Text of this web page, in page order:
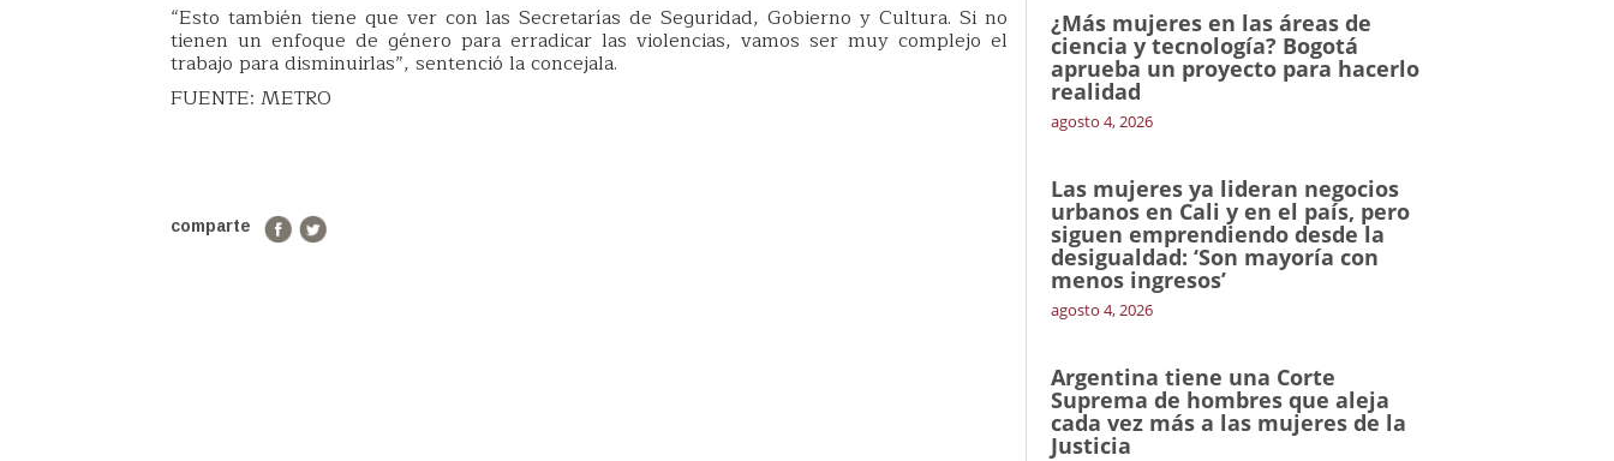
“Esto también tiene que ver con las Secretarías de Seguridad, Gobierno y Cultura. Si no
tienen un enfoque de género para erradicar las violencias, vamos ser muy complejo el
trabajo para disminuirlas”, sentenció la concejala.
FUENTE: METRO
comparte
¿Más mujeres en las áreas de
ciencia y tecnología? Bogotá
aprueba un proyecto para hacerlo
realidad
agosto 4, 2026
Las mujeres ya lideran negocios
urbanos en Cali y en el país, pero
siguen emprendiendo desde la
desigualdad: ‘Son mayoría con
menos ingresos’
agosto 4, 2026
Argentina tiene una Corte
Suprema de hombres que aleja
cada vez más a las mujeres de la
Justicia